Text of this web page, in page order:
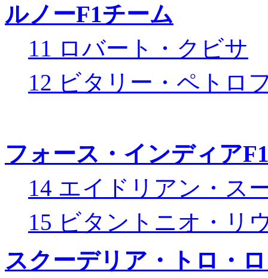
ルノーF1チーム
11 ロバート・クビサ
12 ビタリー・ペトロ
フォース・インディア
14 エイドリアン・ス
15 ビタントニオ・リ
スクーデリア・トロ・